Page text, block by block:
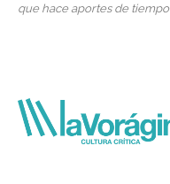
que hace aportes de